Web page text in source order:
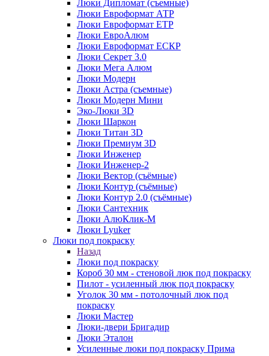
Люки Дипломат (съемные)
Люки Евроформат АТР
Люки Евроформат ЕТР
Люки ЕвроАлюм
Люки Евроформат ЕСКР
Люки Секрет 3.0
Люки Мега Алюм
Люки Модерн
Люки Астра (съемные)
Люки Модерн Мини
Эко-Люки 3D
Люки Шаркон
Люки Титан 3D
Люки Премиум 3D
Люки Инженер
Люки Инженер-2
Люки Вектор (съёмные)
Люки Контур (съёмные)
Люки Контур 2.0 (съёмные)
Люки Сантехник
Люки АлюКлик-М
Люки Lyuker
Люки под покраску
Назад
Люки под покраску
Короб 30 мм - стеновой люк под покраску
Пилот - усиленный люк под покраску
Уголок 30 мм - потолочный люк под
покраску
Люки Мастер
Люки-двери Бригадир
Люки Эталон
Усиленные люки под покраску Прима